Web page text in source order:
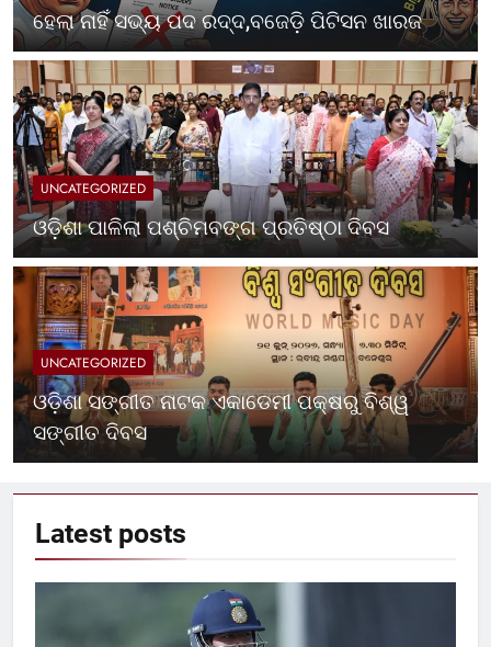
ହେଲା ନାହିଁ ସଭ୍ୟ ପଦ ରଦ୍ଦ,ବଜେଡ଼ି ପିଟିସନ ଖାରଜ
UNCATEGORIZED
ଓଡ଼ିଶା ପାଳିଲା ପଶ୍ଚିମବଙ୍ଗ ପ୍ରତିଷ୍ଠା ଦିବସ
UNCATEGORIZED
ଓଡ଼ିଶା ସଙ୍ଗୀତ ନାଟକ ଏକାଡେମୀ ପକ୍ଷରୁ ବିଶ୍ୱ
ସଙ୍ଗୀତ ଦିବସ
Latest posts